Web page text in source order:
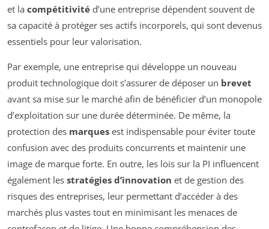
et la compétitivité d’une entreprise dépendent souvent de
sa capacité à protéger ses actifs incorporels, qui sont devenus
essentiels pour leur valorisation.
Par exemple, une entreprise qui développe un nouveau
produit technologique doit s’assurer de déposer un brevet
avant sa mise sur le marché afin de bénéficier d’un monopole
d’exploitation sur une durée déterminée. De même, la
protection des marques est indispensable pour éviter toute
confusion avec des produits concurrents et maintenir une
image de marque forte. En outre, les lois sur la PI influencent
également les stratégies d’innovation et de gestion des
risques des entreprises, leur permettant d’accéder à des
marchés plus vastes tout en minimisant les menaces de